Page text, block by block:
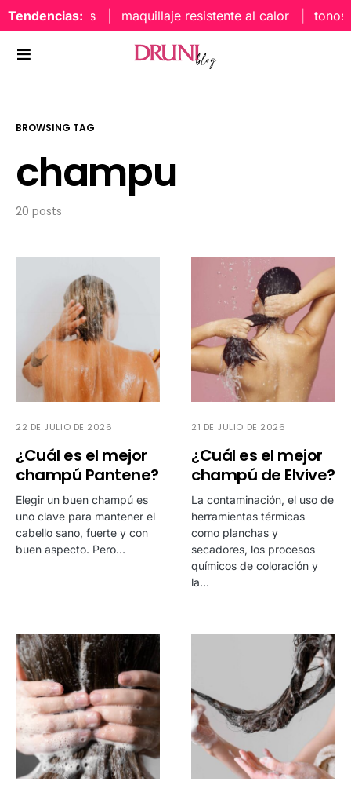
Tendencias: maquillaje resistente al calor tonos
BROWSING TAG
champu
20 posts
22 DE JULIO DE 2026
¿Cuál es el mejor
champú Pantene?
Elegir un buen champú es
uno clave para mantener el
cabello sano, fuerte y con
buen aspecto. Pero…
21 DE JULIO DE 2026
¿Cuál es el mejor
champú de Elvive?
La contaminación, el uso de
herramientas térmicas
como planchas y
secadores, los procesos
químicos de coloración y
la…